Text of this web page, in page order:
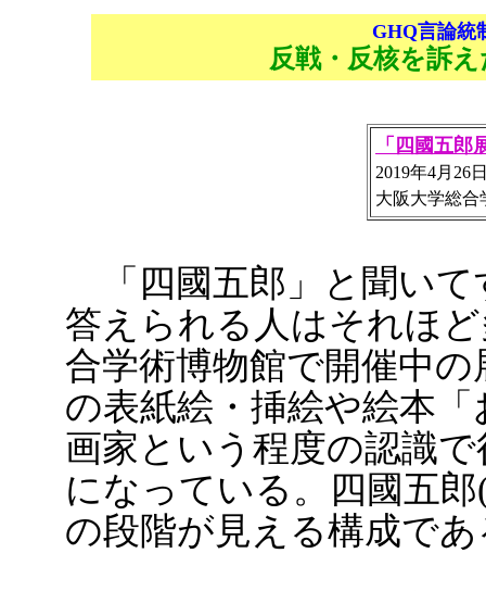
GHQ言論統
反戦・反核を訴
「四國五郎
2019年4月26
大阪大学総
「四國五郎」と聞いて
答えられる人はそれほ
合学術博物館で開催中
の表紙絵・挿絵や絵本
画家という程度の認識
になっている。四國五
の段階が見える構成であ